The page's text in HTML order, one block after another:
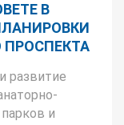
В
ПРОСПЕКТА
развитие
и